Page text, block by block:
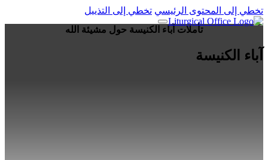
تخطي إلى المحتوى الرئيسي تخطي إلى التذييل
تأملات آباء الكنيسة حول مشيئة الله
آباء الكنيسة